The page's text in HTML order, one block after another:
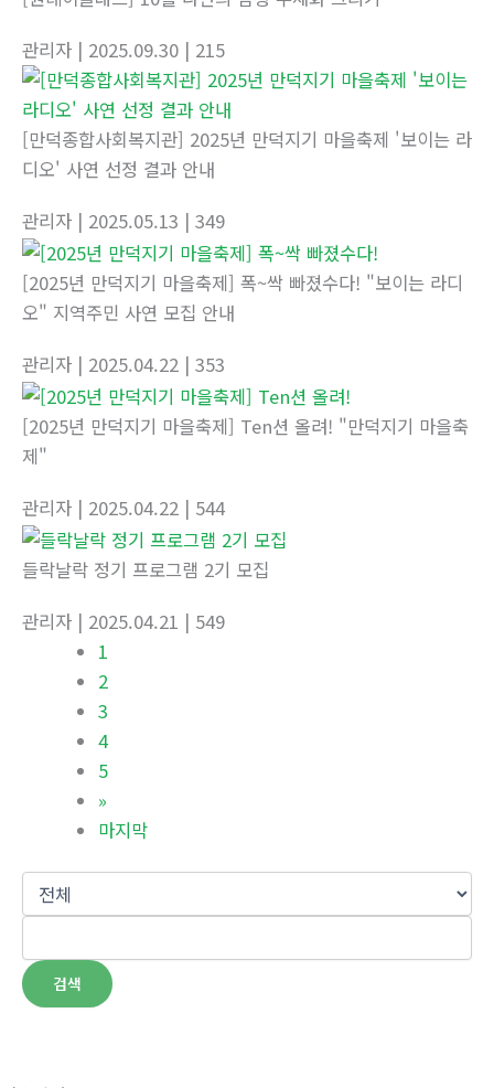
관리자 | 2025.09.30 | 215
[만덕종합사회복지관] 2025년 만덕지기 마을축제 '보이는 라
디오' 사연 선정 결과 안내
관리자 | 2025.05.13 | 349
[2025년 만덕지기 마을축제] 폭~싹 빠졌수다! "보이는 라디
오" 지역주민 사연 모집 안내
관리자 | 2025.04.22 | 353
[2025년 만덕지기 마을축제] Ten션 올려! "만덕지기 마을축
제"
관리자 | 2025.04.22 | 544
들락날락 정기 프로그램 2기 모집
관리자 | 2025.04.21 | 549
1
2
3
4
5
»
마지막
검색